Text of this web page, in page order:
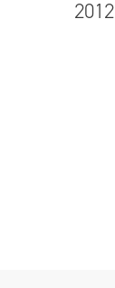
2012